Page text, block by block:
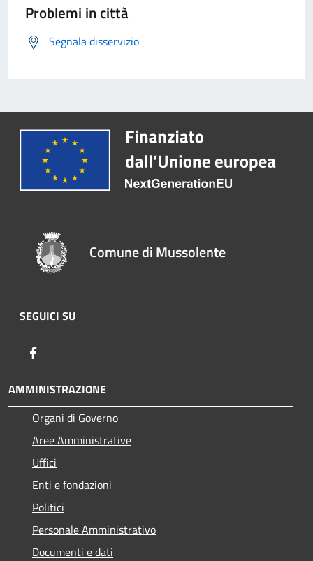
Problemi in città
Segnala disservizio
Comune di Mussolente
SEGUICI SU
AMMINISTRAZIONE
Organi di Governo
Aree Amministrative
Uffici
Enti e fondazioni
Politici
Personale Amministrativo
Documenti e dati